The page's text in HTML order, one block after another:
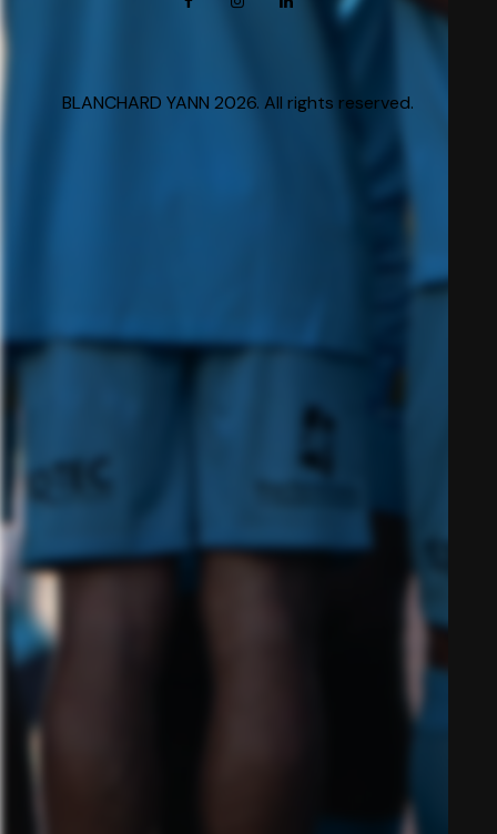
BLANCHARD YANN 2026. All rights reserved.